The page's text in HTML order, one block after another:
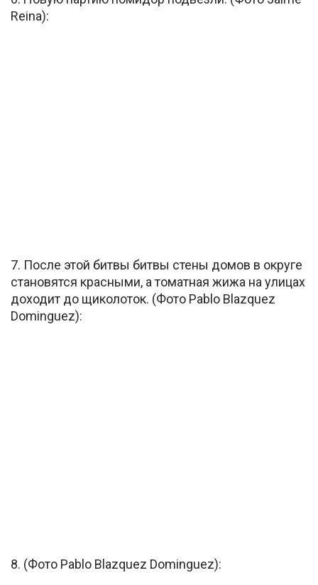
Reina):
7. После этой битвы битвы стены домов в округе
становятся красными, а томатная жижа на улицах
доходит до щиколоток. (Фото Pablo Blazquez
Dominguez):
8. (Фото Pablo Blazquez Dominguez):